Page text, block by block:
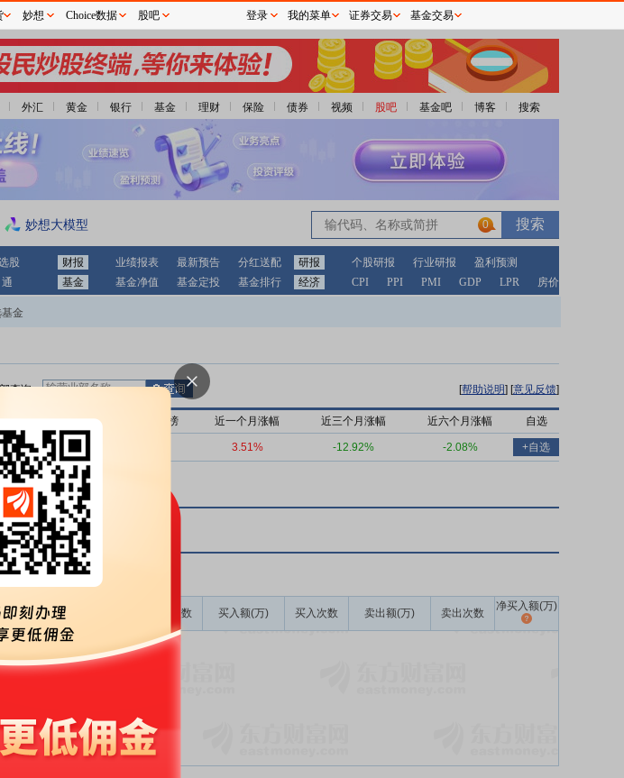
外汇 黄金 银行 基金 理财 保险 债券 视频 股吧 基金吧 博客 搜索
妙想大模型 0
股 财报 业绩报表 最新预告 分红送配 研报 个股研报 行业研报
盈利预测
基金 基金净值 基金定投 基金排行 经济 CPI PPI PMI GDP LPR 房价
金
查询： [帮助说明] [意见反馈]
榜 近3月上榜 近6月上榜 近一个月涨幅 近三个月涨幅 近六个月涨幅 自选
3.51% -12.92% -2.08% +自选
龙虎榜成交金额(万) 上榜次数 买入额(万) 买入次数 卖出额(万) 卖出次数
净买入额(万)
妙想 Choice数据 股吧 登录 我的菜单 证券交易 基金交易